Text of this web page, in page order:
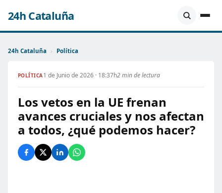
24h Cataluña
24h Cataluña › Política
POLÍTICA1 de Junio de 2026 · 18:37h2 min de lectura
Los vetos en la UE frenan
avances cruciales y nos afectan
a todos, ¿qué podemos hacer?